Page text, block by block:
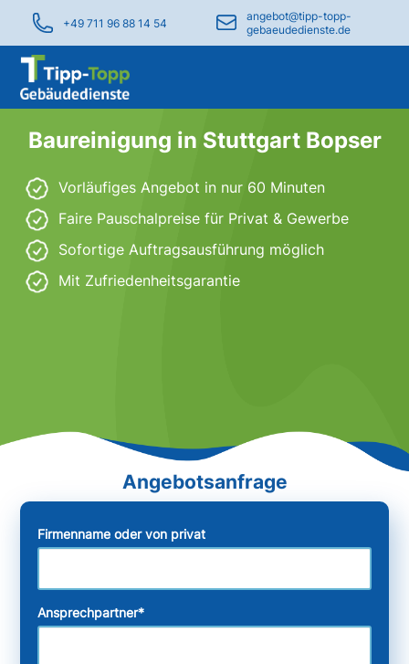
+49 711 96 88 14 54
angebot@tipp-topp-
gebaeudedienste.de
Baureinigung in Stuttgart Bopser
Vorläufiges Angebot in nur 60 Minuten
Faire Pauschalpreise für Privat & Gewerbe
Sofortige Auftragsausführung möglich
Mit Zufriedenheitsgarantie
Firmenname oder von privat
Ansprechpartner*